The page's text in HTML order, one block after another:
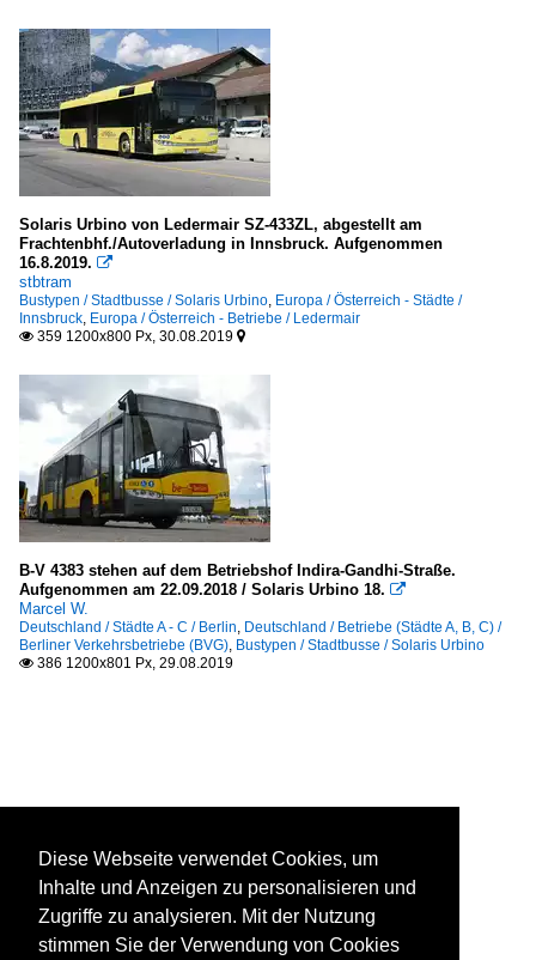
Solaris Urbino von Ledermair SZ-433ZL, abgestellt am
Frachtenbhf./Autoverladung in Innsbruck. Aufgenommen
16.8.2019. 
stbtram
Bustypen / Stadtbusse / Solaris Urbino, Europa / Österreich - Städte /
Innsbruck, Europa / Österreich - Betriebe / Ledermair
 359 1200x800 Px, 30.08.2019 
B-V 4383 stehen auf dem Betriebshof Indira-Gandhi-Straße.
Aufgenommen am 22.09.2018 / Solaris Urbino 18. 
Marcel W.
Deutschland / Städte A - C / Berlin, Deutschland / Betriebe (Städte A, B, C) /
Berliner Verkehrsbetriebe (BVG), Bustypen / Stadtbusse / Solaris Urbino
 386 1200x801 Px, 29.08.2019
Diese Webseite verwendet Cookies, um
Inhalte und Anzeigen zu personalisieren und
Zugriffe zu analysieren. Mit der Nutzung
stimmen Sie der Verwendung von Cookies